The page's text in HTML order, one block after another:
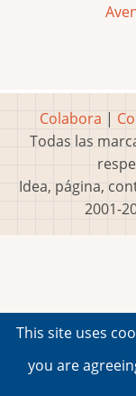
Colabora |
Todas las
Idea, página,
2001-
This site uses
you are